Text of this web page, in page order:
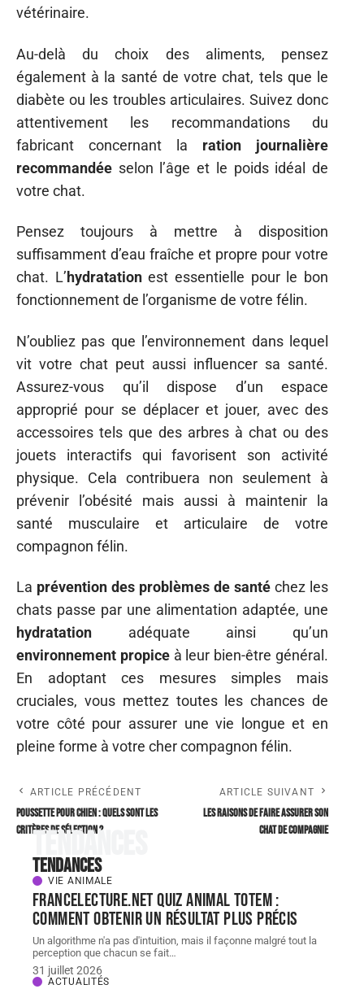
vétérinaire.
Au-delà du choix des aliments, pensez
également à la santé de votre chat, tels que le
diabète ou les troubles articulaires. Suivez donc
attentivement les recommandations du
fabricant concernant la ration journalière
recommandée selon l’âge et le poids idéal de
votre chat.
Pensez toujours à mettre à disposition
suffisamment d’eau fraîche et propre pour votre
chat. L’hydratationest essentielle pour le bon
fonctionnement de l’organisme de votre félin.
N’oubliez pas que l’environnement dans lequel
vit votre chat peut aussi influencer sa santé.
Assurez-vous qu’il dispose d’un espace
approprié pour se déplacer et jouer, avec des
accessoires tels que des arbres à chat ou des
jouets interactifs qui favorisent son activité
physique. Cela contribuera non seulement à
prévenir l’obésité mais aussi à maintenir la
santé musculaire et articulaire de votre
compagnon félin.
La prévention des problèmes de santé chez les
chats passe par une alimentation adaptée, une
hydratation adéquate ainsi qu’un
environnement propiceà leur bien-être général.
En adoptant ces mesures simples mais
cruciales, vous mettez toutes les chances de
votre côté pour assurer une vie longue et en
pleine forme à votre cher compagnon félin.
ARTICLE PRÉCÉDENT
Poussette pour chien : quels sont les
critères de sélection ?
ARTICLE SUIVANT
Les raisons de faire assurer son
chat de compagnie
Tendances
Tendances
VIE ANIMALE
FranceLecture.net quiz animal totem :
comment obtenir un résultat plus précis
Un algorithme n'a pas d'intuition, mais il façonne malgré tout la
perception que chacun se fait…
31 juillet 2026
ACTUALITÉS